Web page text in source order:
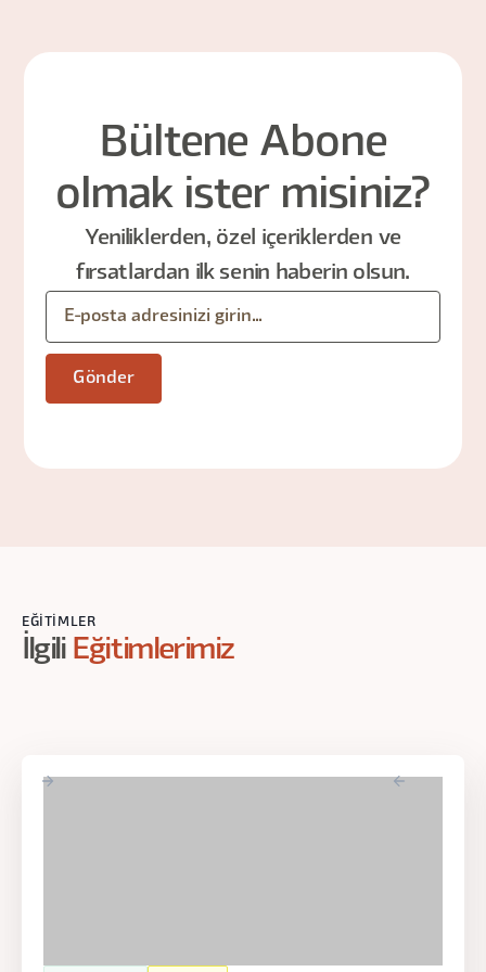
Bültene Abone
olmak ister misiniz?
Yeniliklerden, özel içeriklerden ve
fırsatlardan ilk senin haberin olsun.
EĞITIMLER
İlgili Eğitimlerimiz